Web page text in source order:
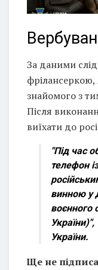
За даними
фрілансеркою,
знайомого з
Після
виїхати до
"Під час
телефон
винною у
воєнного
України.
Ще не